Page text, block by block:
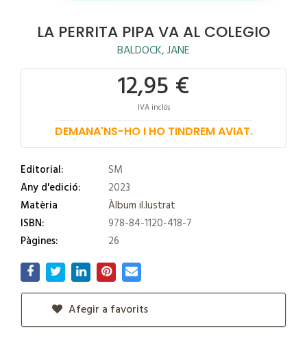
LA PERRITA PIPA VA AL COLEGIO
BALDOCK, JANE
12,95 €
IVA inclós
DEMANA'NS-HO I HO TINDREM AVIAT.
Editorial:
SM
Any d'edició:
2023
Matèria
Àlbum il.lustrat
ISBN:
978-84-1120-418-7
Pàgines:
26
Afegir a favorits